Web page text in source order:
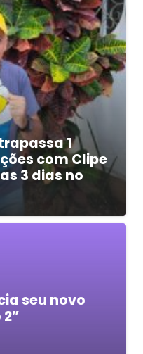
1
com Clipe
3 dias no
seu novo